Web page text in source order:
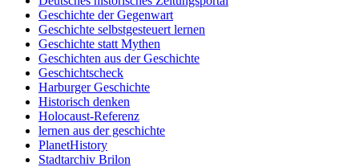
Geschichte der Gegenwart
Geschichte selbstgesteuert lernen
Geschichte statt Mythen
Geschichten aus der Geschichte
Geschichtscheck
Harburger Geschichte
Historisch denken
Holocaust-Referenz
lernen aus der geschichte
PlanetHistory
Stadtarchiv Brilon